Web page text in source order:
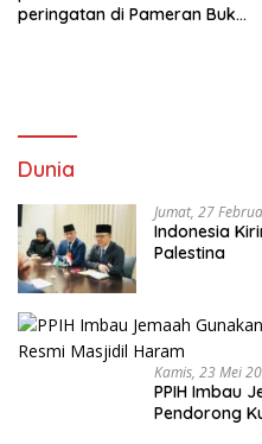
peringatan di Pameran Buku
Dunia
Jumat, 27
Indonesia
Palestina
Kamis, 23 Mei
PPIH Imbau
Pendorong